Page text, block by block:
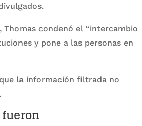
condenó el “intercambio
y pone a las personas en
la información filtrada no